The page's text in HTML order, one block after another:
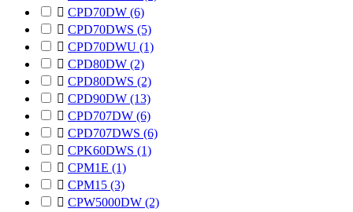
 CPD70DW (6)
 CPD70DWS (5)
 CPD70DWU (1)
 CPD80DW (2)
 CPD80DWS (2)
 CPD90DW (13)
 CPD707DW (6)
 CPD707DWS (6)
 CPK60DWS (1)
 CPM1E (1)
 CPM15 (3)
 CPW5000DW (2)